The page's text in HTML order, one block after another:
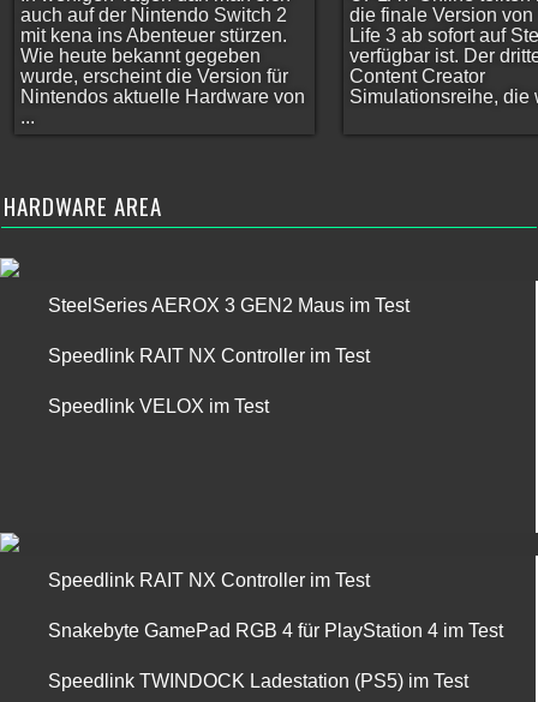
auch auf der Nintendo Switch 2
mit kena ins Abenteuer stürzen.
Wie heute bekannt gegeben
wurde, erscheint die Version für
Nintendos aktuelle Hardware von
...
die finale Version von
Life 3 ab sofort auf
verfügbar ist. Der
Content Creator
Simulationsreihe, die
HARDWARE AREA
SteelSeries AEROX 3 GEN2 Maus im Test
Speedlink RAIT NX Controller im Test
Speedlink VELOX im Test
Speedlink RAIT NX Controller im Test
Snakebyte GamePad RGB 4 für PlayStation 4 im Test
Speedlink TWINDOCK Ladestation (PS5) im Test